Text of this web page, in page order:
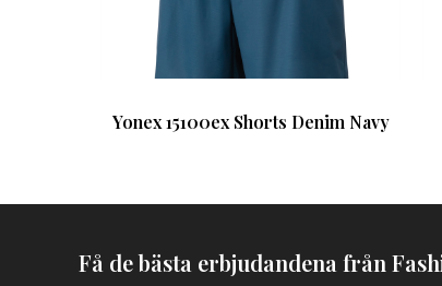
Yonex 15100ex Shorts Denim Navy
Få de bästa erbjudandena från